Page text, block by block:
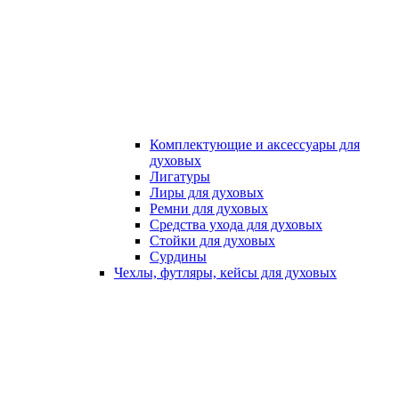
Комплектующие и аксессуары для
духовых
Лигатуры
Лиры для духовых
Ремни для духовых
Средства ухода для духовых
Стойки для духовых
Сурдины
Чехлы, футляры, кейсы для духовых